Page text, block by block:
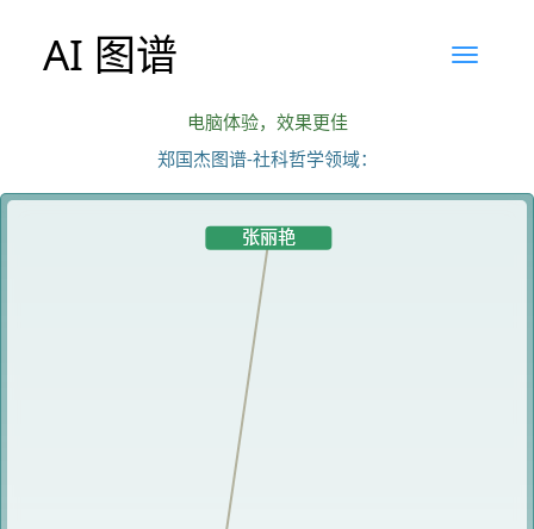
AI 图谱
电脑体验，效果更佳
郑国杰图谱-社科哲学领域：